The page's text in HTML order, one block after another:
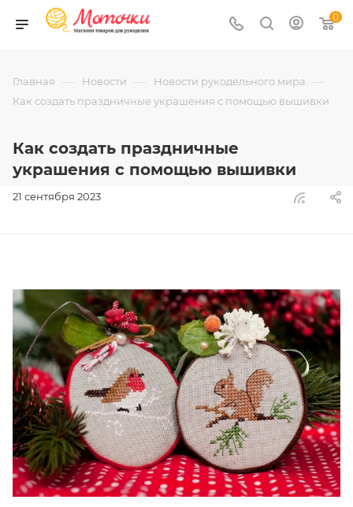
0
Главная — Новости — Новости рукодельного мира —
Как создать праздничные украшения с помощью вышивки
Как создать праздничные
украшения с помощью вышивки
21 сентября 2023